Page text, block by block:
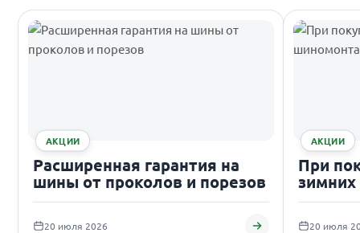
АКЦИИ
Расширенная гарантия на
шины от проколов и порезов
20 июля 2026
АКЦИИ
При
20 июля